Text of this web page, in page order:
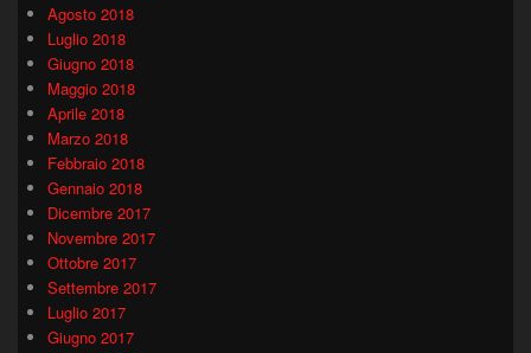
Agosto 2018
Luglio 2018
Giugno 2018
Maggio 2018
Aprile 2018
Marzo 2018
Febbraio 2018
Gennaio 2018
Dicembre 2017
Novembre 2017
Ottobre 2017
Settembre 2017
Luglio 2017
Giugno 2017